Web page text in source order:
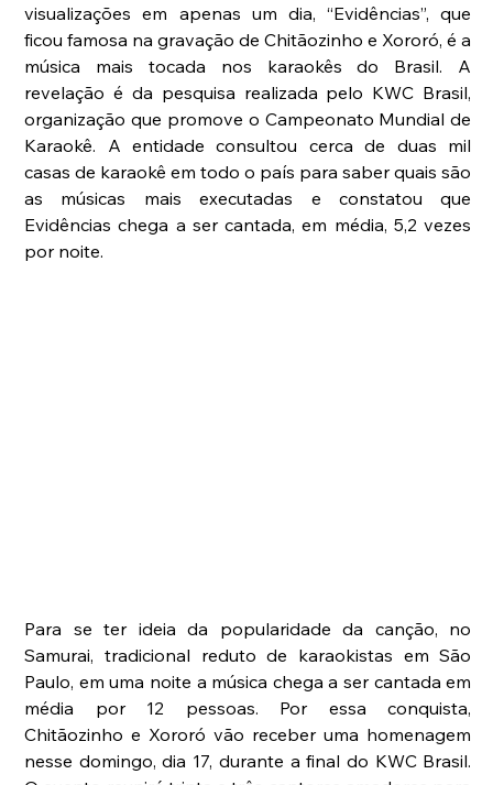
visualizações em apenas um dia, “Evidências”, que
ficou famosa na gravação de Chitãozinho e Xororó, é a
música mais tocada nos karaokês do Brasil. A
revelação é da pesquisa realizada pelo KWC Brasil,
organização que promove o Campeonato Mundial de
Karaokê. A entidade consultou cerca de duas mil
casas de karaokê em todo o país para saber quais são
as músicas mais executadas e constatou que
Evidências chega a ser cantada, em média, 5,2 vezes
por noite.
Para se ter ideia da popularidade da canção, no
Samurai, tradicional reduto de karaokistas em São
Paulo, em uma noite a música chega a ser cantada em
média por 12 pessoas. Por essa conquista,
Chitãozinho e Xororó vão receber uma homenagem
nesse domingo, dia 17, durante a final do KWC Brasil.